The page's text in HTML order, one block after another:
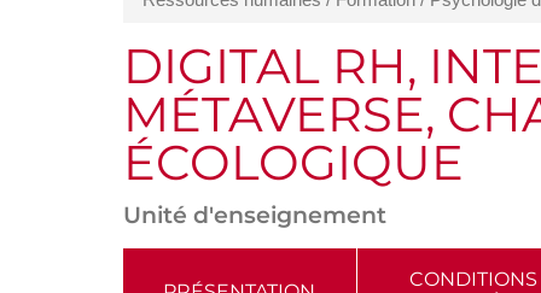
DIGITAL RH,
MÉTAVERSE,
ÉCOLOGIQUE
Unité d'enseignement
ACCÉDER
CONDITIONS